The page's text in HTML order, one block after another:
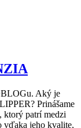
Aký je
Prinášame
ktorý patrí medzi
vďaka jeho kvalite,